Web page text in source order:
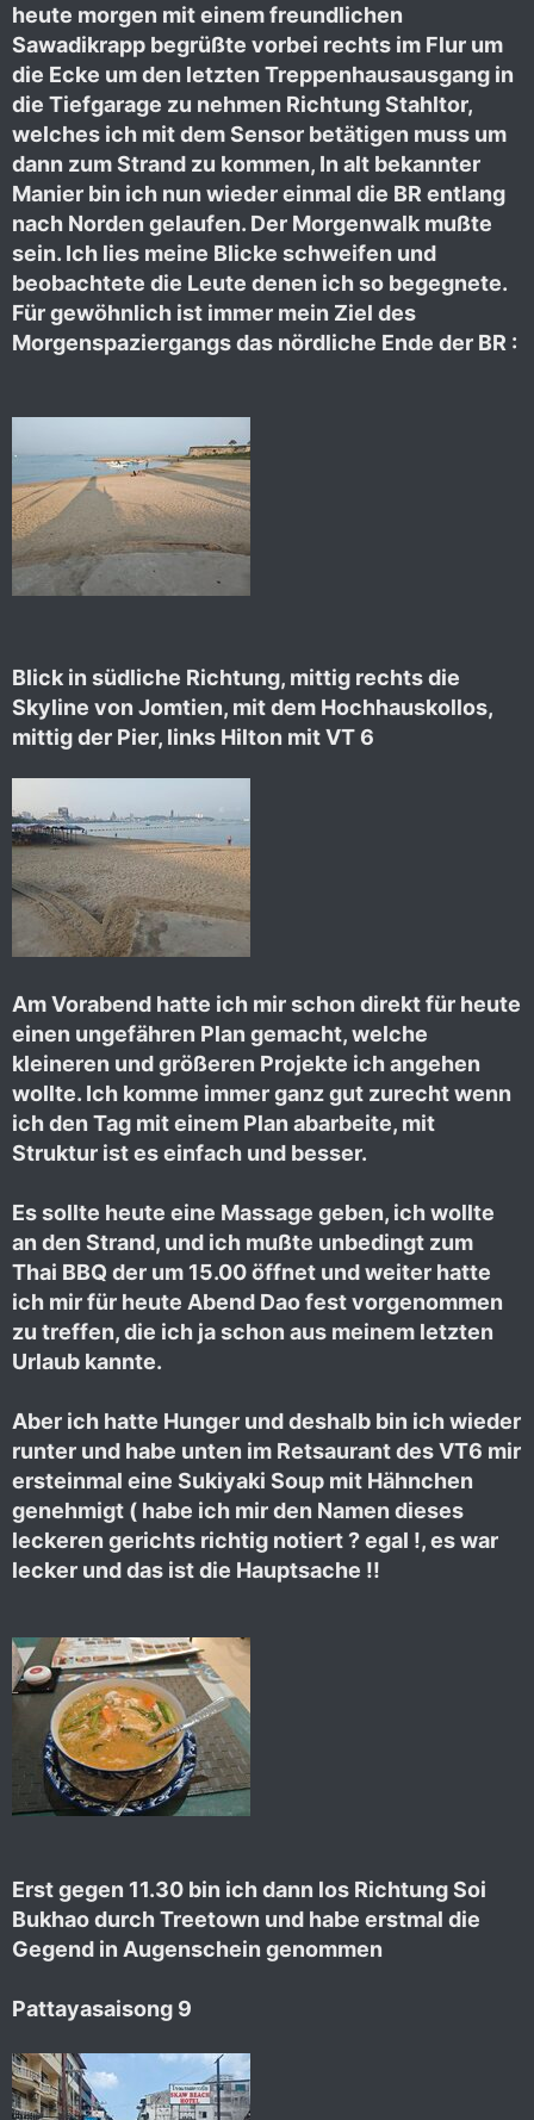
heute morgen mit einem freundlichen
Sawadikrapp begrüßte vorbei rechts im Flur um
die Ecke um den letzten Treppenhausausgang in
die Tiefgarage zu nehmen Richtung Stahltor,
welches ich mit dem Sensor betätigen muss um
dann zum Strand zu kommen, In alt bekannter
Manier bin ich nun wieder einmal die BR entlang
nach Norden gelaufen. Der Morgenwalk mußte
sein. Ich lies meine Blicke schweifen und
beobachtete die Leute denen ich so begegnete.
Für gewöhnlich ist immer mein Ziel des
Morgenspaziergangs das nördliche Ende der BR :
Blick in südliche Richtung, mittig rechts die
Skyline von Jomtien, mit dem Hochhauskollos,
mittig der Pier, links Hilton mit VT 6
Am Vorabend hatte ich mir schon direkt für heute
einen ungefähren Plan gemacht, welche
kleineren und größeren Projekte ich angehen
wollte. Ich komme immer ganz gut zurecht wenn
ich den Tag mit einem Plan abarbeite, mit
Struktur ist es einfach und besser.
Es sollte heute eine Massage geben, ich wollte
an den Strand, und ich mußte unbedingt zum
Thai BBQ der um 15.00 öffnet und weiter hatte
ich mir für heute Abend Dao fest vorgenommen
zu treffen, die ich ja schon aus meinem letzten
Urlaub kannte.
Aber ich hatte Hunger und deshalb bin ich wieder
runter und habe unten im Retsaurant des VT6 mir
ersteinmal eine Sukiyaki Soup mit Hähnchen
genehmigt ( habe ich mir den Namen dieses
leckeren gerichts richtig notiert ? egal !, es war
lecker und das ist die Hauptsache !!
Erst gegen 11.30 bin ich dann los Richtung Soi
Bukhao durch Treetown und habe erstmal die
Gegend in Augenschein genommen
Pattayasaisong 9